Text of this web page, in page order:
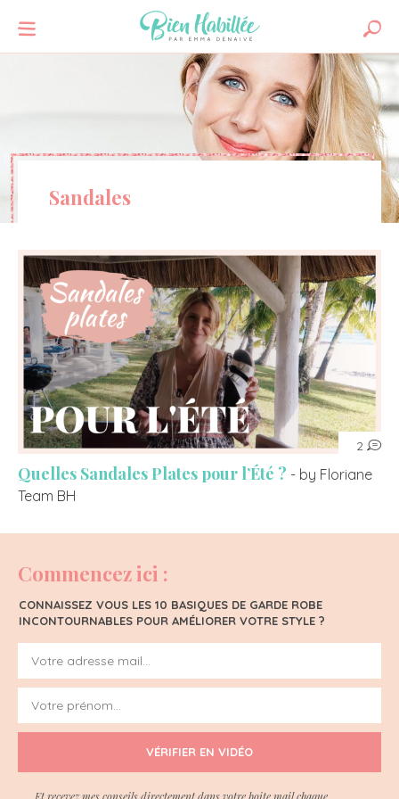
Sandales
2
Quelles Sandales Plates pour l’Été ? - by Floriane
Team BH
Commencez ici :
CONNAISSEZ VOUS LES 10 BASIQUES DE GARDE ROBE
INCONTOURNABLES POUR AMÉLIORER VOTRE STYLE ?
VÉRIFIER EN VIDÉO